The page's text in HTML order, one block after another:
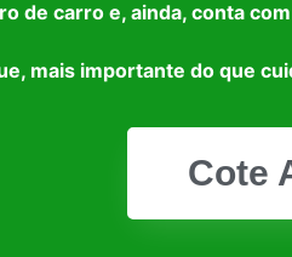
de carro e, ainda, conta
mais importante do que
Cote